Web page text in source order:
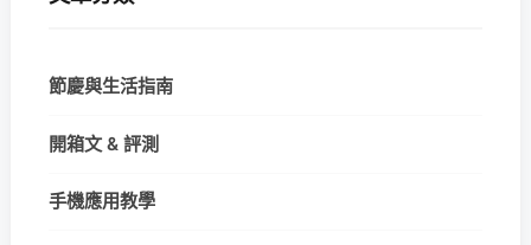
節慶與生活指南
開箱文 & 評測
手機應用教學